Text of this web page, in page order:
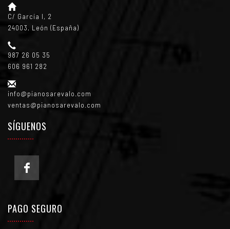
C/ García I, 2
24003, León (España)
987 26 05 35
606 961 282
info@pianosarevalo.com
ventas@pianosarevalo.com
SÍGUENOS
PAGO SEGURO